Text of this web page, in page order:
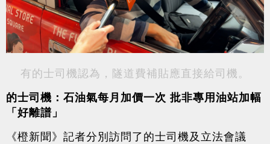
有的士司機認為，隧道費補貼應直接給司機。
的士司機：石油氣每月加價一次 批非專用油站加幅
「好離譜」
《橙新聞》記者分別訪問了的士司機及立法會議